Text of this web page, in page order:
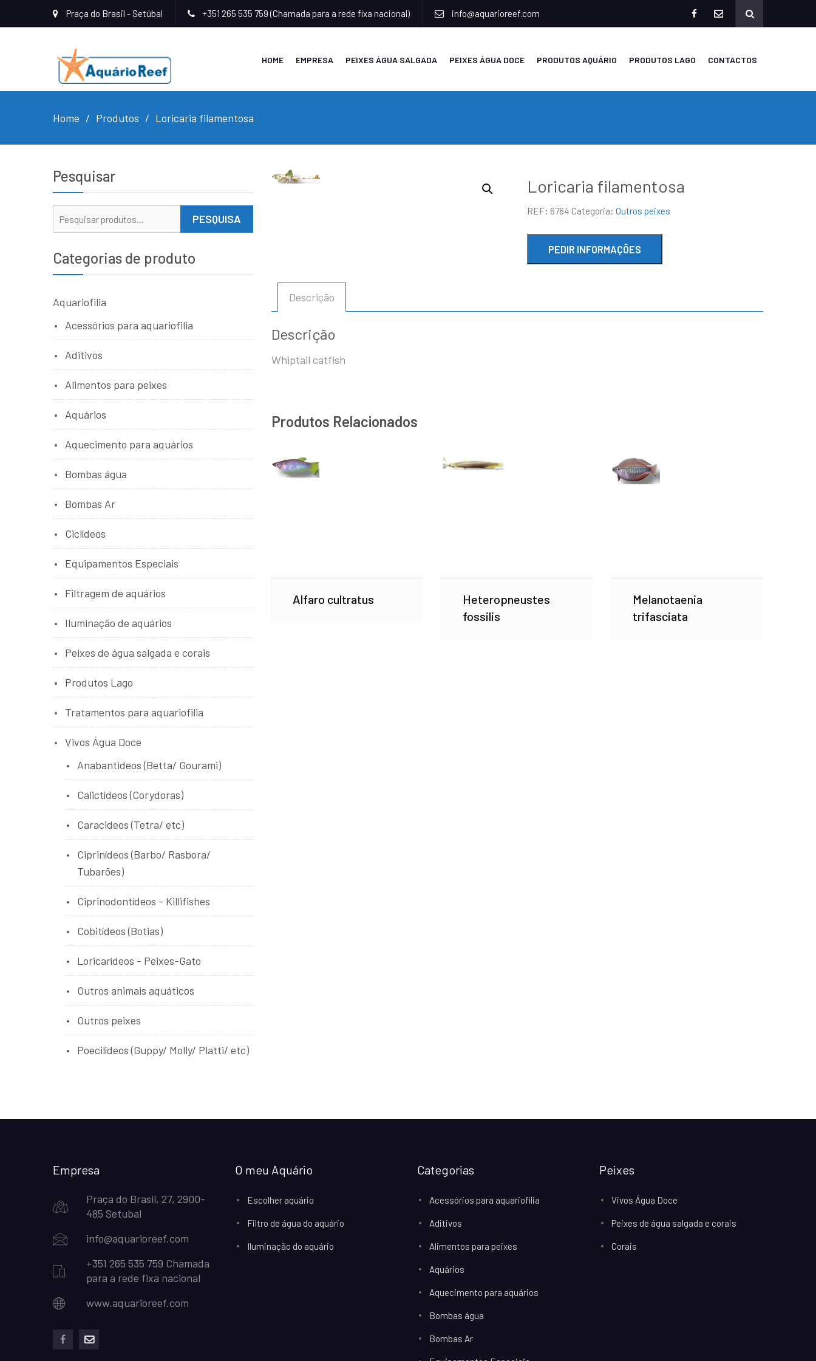
Praça do Brasil - Setúbal +351 265 535 759 (Chamada para a rede fixa nacional) info@aquarioreef.com
HOME EMPRESA PEIXES ÁGUA SALGADA PEIXES ÁGUA DOCE PRODUTOS AQUÁRIO PRODUTOS LAGO CONTACTOS
Home Produtos Loricaria filamentosa
Loricaria filamentosa
REF: 6764 Categoria:Outros peixes
Descrição
Descrição
Whiptail catfish
Produtos Relacionados
Alfaro cultratus
Heteropneustes
fossilis
Melanotaenia
trifasciata
Pesquisar
PESQUISA
Categorias de produto
Aquariofilia
Acessórios para aquariofilia
Aditivos
Alimentos para peixes
Aquários
Aquecimento para aquários
Bombas água
Bombas Ar
Ciclídeos
Equipamentos Especiais
Filtragem de aquários
Iluminação de aquários
Peixes de água salgada e corais
Produtos Lago
Tratamentos para aquariofilia
Vivos Água Doce
Anabantideos (Betta/ Gourami)
Calictídeos (Corydoras)
Caracideos (Tetra/ etc)
Ciprinídeos (Barbo/ Rasbora/
Tubarões)
Ciprinodontídeos - Killifishes
Cobitídeos (Botias)
Loricarídeos - Peixes-Gato
Outros animais aquáticos
Outros peixes
Poecilídeos (Guppy/ Molly/ Platti/ etc)
Empresa
Praça do Brasil, 27, 2900-
485 Setubal
info@aquarioreef.com
+351 265 535 759 Chamada
para a rede fixa nacional
www.aquarioreef.com
O meu Aquário
Escolher aquário
Filtro de água do aquário
Iluminação do aquário
Categorias
Acessórios para aquariofilia
Aditivos
Alimentos para peixes
Aquários
Aquecimento para aquários
Bombas água
Bombas Ar
Peixes
Vivos Água Doce
Peixes de água salgada e corais
Corais